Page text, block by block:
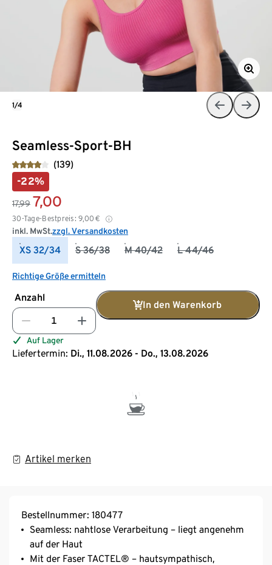
Seamless-Sport-BH
(139)
-22%
17,99 7,00
30-Tage-Bestpreis: 9,00 €
inkl. MwSt.zzgl. Versandkosten
XS 32/34 S 36/38 M 40/42 L 44/46
Richtige Größe ermitteln
Anzahl
In den Warenkorb
Auf Lager
Liefertermin: Di., 11.08.2026 - Do., 13.08.2026
Artikel merken
1/4
Bestellnummer: 180477
Seamless: nahtlose Verarbeitung – liegt angenehm
auf der Haut
Mit der Faser TACTEL® – hautsympathisch,